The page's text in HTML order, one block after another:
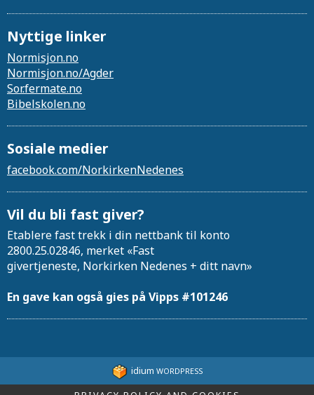
Nyttige linker
Normisjon.no
Normisjon.no/Agder
Sor.fermate.no
Bibelskolen.no
Sosiale medier
facebook.com/NorkirkenNedenes
Vil du bli fast giver?
Etablere fast trekk i din nettbank til konto
2800.25.02846, merket «Fast
givertjeneste, Norkirken Nedenes + ditt navn»
En gave kan også gies på Vipps #101246
idium WORDPRESS